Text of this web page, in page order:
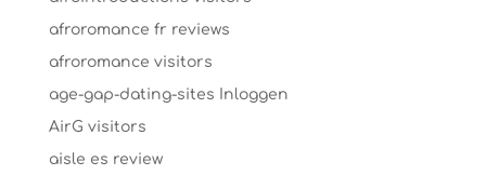
afroromance fr reviews
afroromance visitors
age-gap-dating-sites Inloggen
AirG visitors
aisle es review